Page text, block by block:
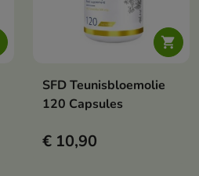

SFD Teunisbloemolie
120 Capsules
€ 10,90